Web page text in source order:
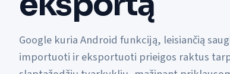
Google kuria Android funkciją, leisiančią
importuoti ir eksportuoti prieigos raktus